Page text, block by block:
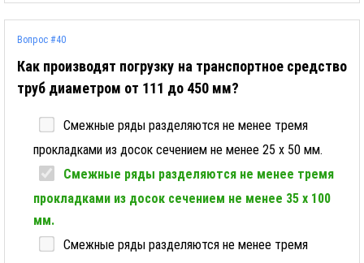
Вопрос #40
Как производят погрузку на транспортное средство
труб диаметром от 111 до 450 мм?
Смежные ряды разделяются не менее тремя
прокладками из досок сечением не менее 25 x 50 мм.
Смежные ряды разделяются не менее тремя
прокладками из досок сечением не менее 35 x 100
мм.
Смежные ряды разделяются не менее тремя